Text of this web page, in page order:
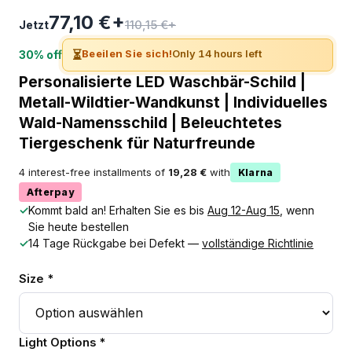
Jetzt77,10 €+110,15 €+
30% off ⏳Beeilen Sie sich!Only 14 hours left
Personalisierte LED Waschbär-Schild |
Metall-Wildtier-Wandkunst | Individuelles
Wald-Namensschild | Beleuchtetes
Tiergeschenk für Naturfreunde
4 interest-free installments of 19,28 € with
Klarna
Afterpay
✓Kommt bald an! Erhalten Sie es bis Aug 12-Aug 15 , wenn
Sie heute bestellen
✓14 Tage Rückgabe bei Defekt — vollständige Richtlinie
Size *
Light Options *